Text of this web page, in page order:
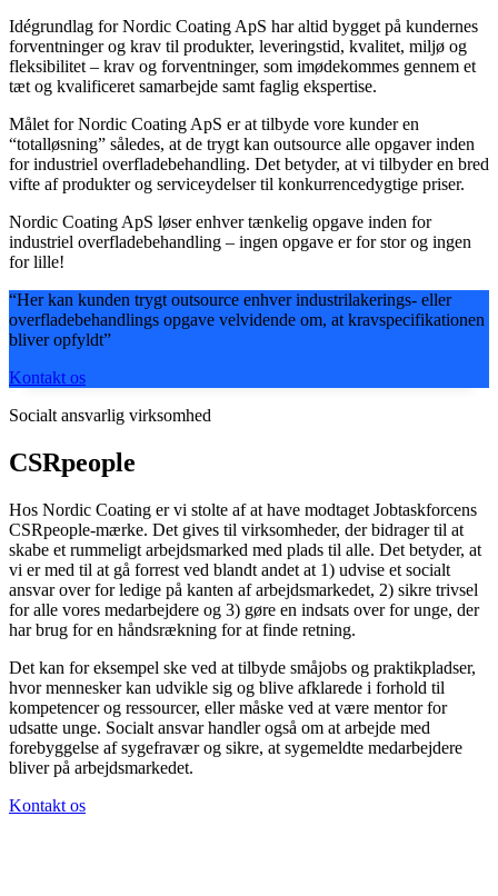
Idégrundlag for Nordic Coating ApS har altid bygget på kundernes
forventninger og krav til produkter, leveringstid, kvalitet, miljø og
fleksibilitet – krav og forventninger, som imødekommes gennem et
tæt og kvalificeret samarbejde samt faglig ekspertise.
Målet for Nordic Coating ApS er at tilbyde vore kunder en
“totalløsning” således, at de trygt kan outsource alle opgaver inden
for industriel overfladebehandling. Det betyder, at vi tilbyder en bred
vifte af produkter og serviceydelser til konkurrencedygtige priser.
Nordic Coating ApS løser enhver tænkelig opgave inden for
industriel overfladebehandling – ingen opgave er for stor og ingen
for lille!
“Her kan kunden trygt outsource enhver industrilakerings- eller
overfladebehandlings opgave velvidende om, at kravspecifikationen
bliver opfyldt”
Kontakt os
Socialt ansvarlig virksomhed
CSRpeople
Hos Nordic Coating er vi stolte af at have modtaget Jobtaskforcens
CSRpeople-mærke. Det gives til virksomheder, der bidrager til at
skabe et rummeligt arbejdsmarked med plads til alle. Det betyder, at
vi er med til at gå forrest ved blandt andet at 1) udvise et socialt
ansvar over for ledige på kanten af arbejdsmarkedet, 2) sikre trivsel
for alle vores medarbejdere og 3) gøre en indsats over for unge, der
har brug for en håndsrækning for at finde retning.
Det kan for eksempel ske ved at tilbyde småjobs og praktikpladser,
hvor mennesker kan udvikle sig og blive afklarede i forhold til
kompetencer og ressourcer, eller måske ved at være mentor for
udsatte unge. Socialt ansvar handler også om at arbejde med
forebyggelse af sygefravær og sikre, at sygemeldte medarbejdere
bliver på arbejdsmarkedet.
Kontakt os